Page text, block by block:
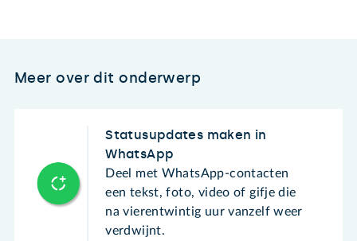
Meer over dit onderwerp
Statusupdates maken in
WhatsApp
Deel met WhatsApp-contacten
een tekst, foto, video of gifje die
na vierentwintig uur vanzelf weer
verdwijnt.